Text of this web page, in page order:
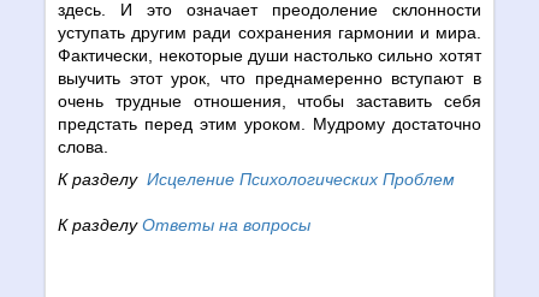
здесь. И это означает преодоление склонности
уступать другим ради сохранения гармонии и мира.
Фактически, некоторые души настолько сильно хотят
выучить этот урок, что преднамеренно вступают в
очень трудные отношения, чтобы заставить себя
предстать перед этим уроком. Мудрому достаточно
слова.
К разделу Исцеление Психологических Проблем
К разделуОтветы на вопросы